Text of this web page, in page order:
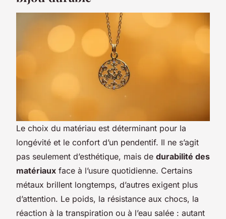
Le choix du matériau est déterminant pour la
longévité et le confort d’un pendentif. Il ne s’agit
pas seulement d’esthétique, mais de durabilité des
matériaux face à l’usure quotidienne. Certains
métaux brillent longtemps, d’autres exigent plus
d’attention. Le poids, la résistance aux chocs, la
réaction à la transpiration ou à l’eau salée : autant